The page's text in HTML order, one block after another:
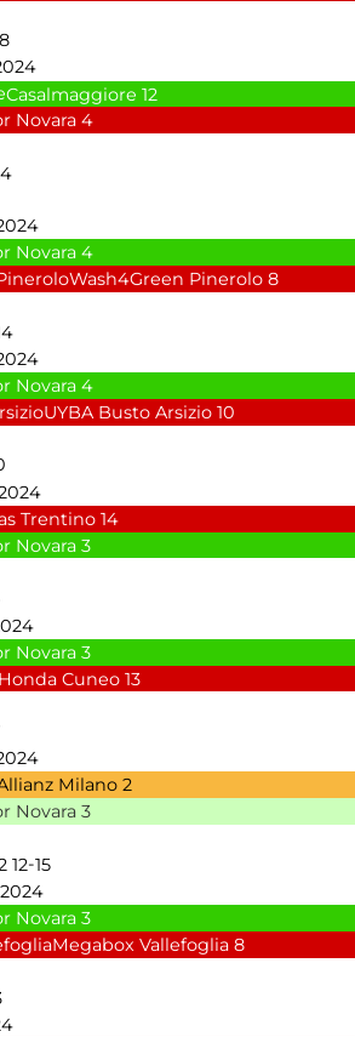
Casalmaggiore 12
Novara 4
Novara 4
Wash4Green Pinerolo 8
Novara 4
UYBA Busto Arsizio 10
Trentino 14
Novara 3
Novara 3
Honda Cuneo 13
Milano 2
Novara 3
12-15
Novara 3
Megabox Vallefoglia 8